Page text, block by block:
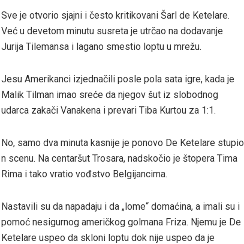
Sve je otvorio sjajni i često kritikovani Šarl de Ketelare.
Već u devetom minutu susreta je utrčao na dodavanje
Jurija Tilemansa i lagano smestio loptu u mrežu.
Jesu Amerikanci izjednačili posle pola sata igre, kada je
Malik Tilman imao sreće da njegov šut iz slobodnog
udarca zakači Vanakena i prevari Tiba Kurtou za 1:1.
No, samo dva minuta kasnije je ponovo De Ketelare stupio
n scenu. Na centaršut Trosara, nadskočio je štopera Tima
Rima i tako vratio vođstvo Belgijancima.
Nastavili su da napadaju i da „lome“ domaćina, a imali su i
pomoć nesigurnog američkog golmana Friza. Njemu je De
Ketelare uspeo da skloni loptu dok nije uspeo da je